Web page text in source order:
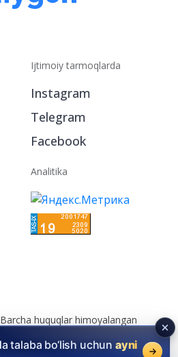
Ijtimoiy tarmoqlarda
Instagram
Analitika
talaba bo‘lish uchun ayni